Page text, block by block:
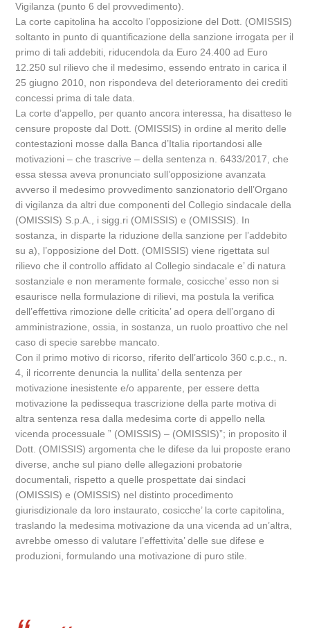
Vigilanza (punto 6 del provvedimento).
La corte capitolina ha accolto l’opposizione del Dott. (OMISSIS)
soltanto in punto di quantificazione della sanzione irrogata per il
primo di tali addebiti, riducendola da Euro 24.400 ad Euro
12.250 sul rilievo che il medesimo, essendo entrato in carica il
25 giugno 2010, non rispondeva del deterioramento dei crediti
concessi prima di tale data.
La corte d’appello, per quanto ancora interessa, ha disatteso le
censure proposte dal Dott. (OMISSIS) in ordine al merito delle
contestazioni mosse dalla Banca d’Italia riportandosi alle
motivazioni – che trascrive – della sentenza n. 6433/2017, che
essa stessa aveva pronunciato sull’opposizione avanzata
avverso il medesimo provvedimento sanzionatorio dell’Organo
di vigilanza da altri due componenti del Collegio sindacale della
(OMISSIS) S.p.A., i sigg.ri (OMISSIS) e (OMISSIS). In
sostanza, in disparte la riduzione della sanzione per l’addebito
su a), l’opposizione del Dott. (OMISSIS) viene rigettata sul
rilievo che il controllo affidato al Collegio sindacale e’ di natura
sostanziale e non meramente formale, cosicche’ esso non si
esaurisce nella formulazione di rilievi, ma postula la verifica
dell’effettiva rimozione delle criticita’ ad opera dell’organo di
amministrazione, ossia, in sostanza, un ruolo proattivo che nel
caso di specie sarebbe mancato.
Con il primo motivo di ricorso, riferito dell’articolo 360 c.p.c., n.
4, il ricorrente denuncia la nullita’ della sentenza per
motivazione inesistente e/o apparente, per essere detta
motivazione la pedissequa trascrizione della parte motiva di
altra sentenza resa dalla medesima corte di appello nella
vicenda processuale ” (OMISSIS) – (OMISSIS)”; in proposito il
Dott. (OMISSIS) argomenta che le difese da lui proposte erano
diverse, anche sul piano delle allegazioni probatorie
documentali, rispetto a quelle prospettate dai sindaci
(OMISSIS) e (OMISSIS) nel distinto procedimento
giurisdizionale da loro instaurato, cosicche’ la corte capitolina,
traslando la medesima motivazione da una vicenda ad un’altra,
avrebbe omesso di valutare l’effettivita’ delle sue difese e
produzioni, formulando una motivazione di puro stile.